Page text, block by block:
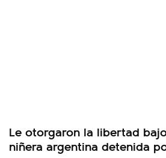
Le otorgaron la libertad
niñera argentina detenida